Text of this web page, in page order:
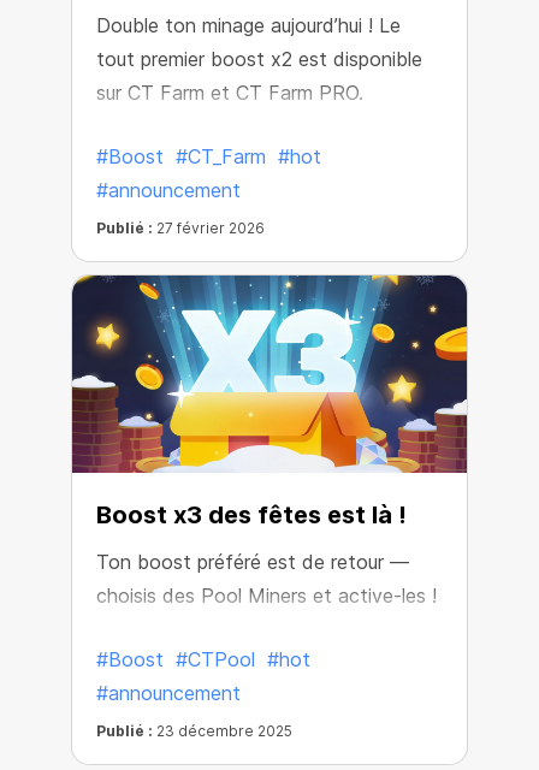
Double ton minage aujourd’hui ! Le
tout premier boost x2 est disponible
sur CT Farm et CT Farm PRO.
#Boost #CT_Farm #hot
#announcement
Publié : 27 février 2026
Boost x3 des fêtes est là !
Ton boost préféré est de retour —
choisis des Pool Miners et active-les !
#Boost #CTPool #hot
#announcement
Publié : 23 décembre 2025